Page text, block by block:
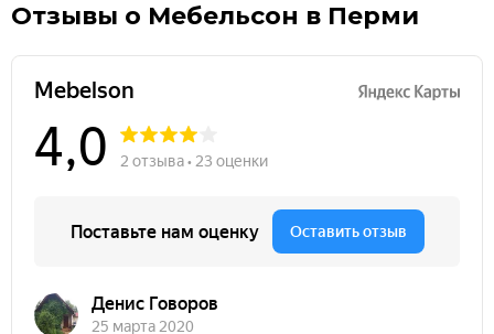
Отзывы о Мебельсон в Перми